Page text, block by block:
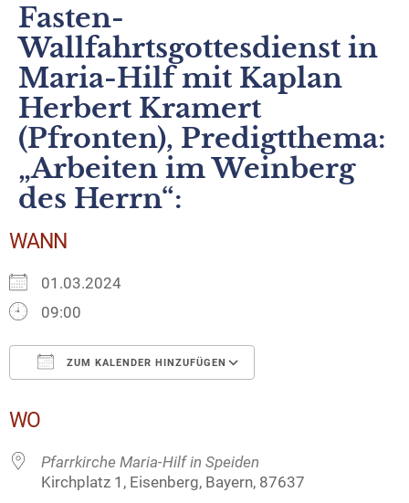
Fasten-
Wallfahrtsgottesdienst in
Maria-Hilf mit Kaplan
Herbert Kramert
(Pfronten), Predigtthema:
„Arbeiten im Weinberg
des Herrn“:
WANN
01.03.2024
09:00
ZUM KALENDER HINZUFÜGEN
WO
Pfarrkirche Maria-Hilf in Speiden
Kirchplatz 1, Eisenberg, Bayern, 87637